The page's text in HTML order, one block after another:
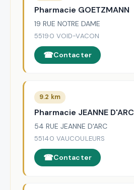
Pharmacie GOETZMANN
19 RUE NOTRE DAME
55190 VOID-VACON
Contacter
9.2 km
Pharmacie JEANNE D'ARC
54 RUE JEANNE D'ARC
55140 VAUCOULEURS
Contacter